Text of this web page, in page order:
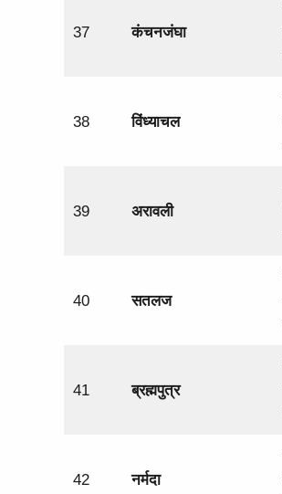
37 कंचनजंघा
38 विंध्याचल
39 अरावली
40 सतलज
41 ब्रह्मपुत्र
42 नर्मदा